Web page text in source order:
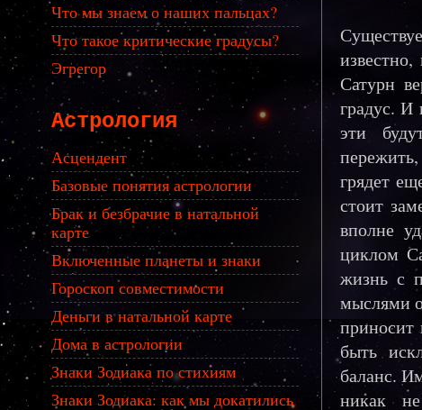
Сатурн
градус. И
эти
грядет
стоит
вполне
циклом
жизнь с
мыслями
быть
баланс.
никак
Что мы знаем о наших пальцах?
Что такое критические градусы?
Эгрегор
Астрология
Асцендент
Базовые понятия астрологии
Брак и безбрачие в натальной
карте
Включенные планеты и знаки
Гороскоп совместимости
Деньги в натальной карте
Дома в астрологии
Знаки Зодиака по стихиям
Знаки Зодиака: как мы докатились